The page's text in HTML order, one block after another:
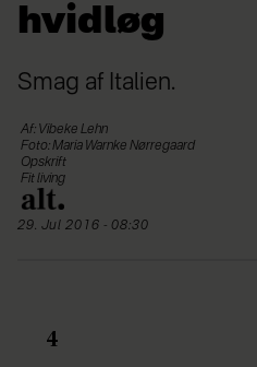
hvidløg
Smag af Italien.
Af: Vibeke Lehn
Foto: Maria Warnke Nørregaard
Opskrift
Fit living
29. Jul 2016 - 08:30
4